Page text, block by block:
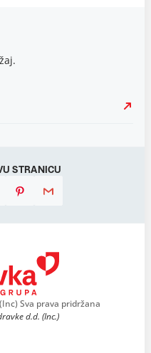
STRANICU
Sva prava pridržana
d.d. (Inc.)